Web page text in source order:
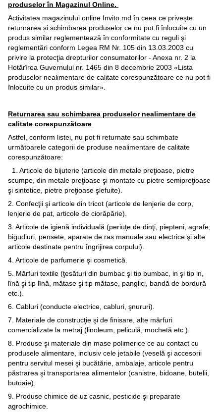
produselor în Magazinul Online.
Activitatea magazinului online Invito.md în ceea ce priveşte
returnarea și schimbarea produselor ce nu pot fi înlocuite cu un
produs similar reglementează în conformitate cu reguli şi
reglementări conform Legea RM Nr. 105 din 13.03.2003 cu
privire la protecţia drepturilor consumatorilor - Anexa nr. 2 la
Hotărîrea Guvernului nr. 1465 din 8 decembrie 2003 «Lista
produselor nealimentare de calitate corespunzătoare ce nu pot fi
înlocuite cu un produs similar».
Returnarea sau schimbarea produselor nealimentare de
calitate corespunzătoare
Astfel, conform listei, nu pot fi returnate sau schimbate
următoarele categorii de produse nealimentare de calitate
corespunzătoare:
1. Articole de bijuterie (articole din metale preţioase, pietre
scumpe, din metale preţioase şi montate cu pietre semipreţioase
şi sintetice, pietre preţioase şlefuite).
2. Confecţii şi articole din tricot (articole de lenjerie de corp,
lenjerie de pat, articole de ciorăpărie).
3. Articole de igienă individuală (periuţe de dinţi, piepteni, agrafe,
bigudiuri, pensete, aparate de ras manuale sau electrice şi alte
articole destinate pentru îngrijirea corpului).
4. Articole de parfumerie şi cosmetică.
5. Mărfuri textile (ţesături din bumbac şi tip bumbac, in şi tip in,
lînă şi tip lînă, mătase şi tip mătase, panglici, bandă de bordură
etc.).
6. Cabluri (conducte electrice, cabluri, şnururi).
7. Materiale de construcţie şi de finisare, alte mărfuri
comercializate la metraj (linoleum, peliculă, mochetă etc.).
8. Produse şi materiale din mase polimerice ce au contact cu
produsele alimentare, inclusiv cele jetabile (veselă şi accesorii
pentru servitul mesei şi bucătărie, ambalaje, articole pentru
păstrarea şi transportarea alimentelor (canistre, bidoane, butelii,
butoaie).
9. Produse chimice de uz casnic, pesticide şi preparate
agrochimice.